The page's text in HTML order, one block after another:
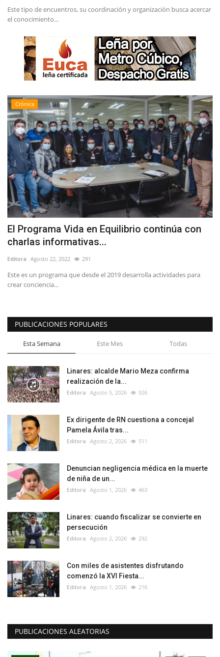
Este tipo de encuentros, su coordinación y organización busca acercar
el conocimiento...
Crónica
El Programa Vida en Equilibrio continúa con
charlas informativas...
Editora Agosto 22, 2022 291
Este es un programa que desde el 2019 desarrolla actividades para
crear conciencia...
PUBLICACIONES POPULARES
Esta Semana Este Mes Todas
Linares: alcalde Mario Meza confirma
realización de la...
Editora Agosto 5, 2026 926
Ex dirigente de RN cuestiona a concejal
Pamela Ávila tras...
Editora Agosto 2, 2026 511
Denuncian negligencia médica en la muerte
de niña de un...
Editora Agosto 1, 2026 463
Linares: cuando fiscalizar se convierte en
persecución
Editora Agosto 2, 2026 292
Con miles de asistentes disfrutando
comenzó la XVI Fiesta...
Editora Agosto 1, 2026 216
PUBLICACIONES ALEATORIAS